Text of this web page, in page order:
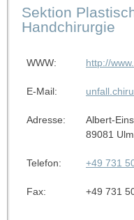
Sektion
Handchirurgie
WWW: http://
E-Mail:
Adresse:
Albert-
89081 Ulm
Telefon: +49 731
Fax: +49 731